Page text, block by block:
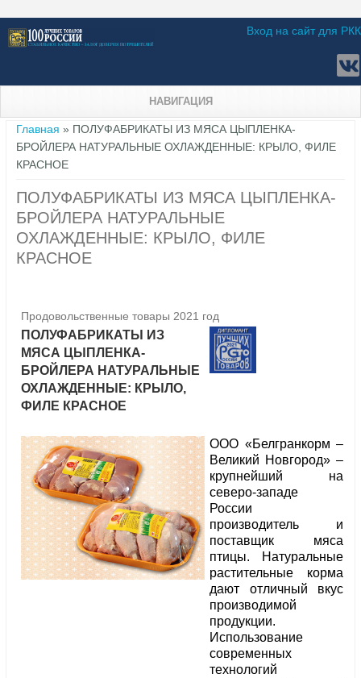
Вход на сайт для РКК
НАВИГАЦИЯ
Вы здесь
Главная » ПОЛУФАБРИКАТЫ ИЗ МЯСА ЦЫПЛЕНКА-
БРОЙЛЕРА НАТУРАЛЬНЫЕ ОХЛАЖДЕННЫЕ: КРЫЛО, ФИЛЕ
КРАСНОЕ
ПОЛУФАБРИКАТЫ ИЗ МЯСА ЦЫПЛЕНКА-
БРОЙЛЕРА НАТУРАЛЬНЫЕ
ОХЛАЖДЕННЫЕ: КРЫЛО, ФИЛЕ
КРАСНОЕ
Продовольственные товары 2021 год
ПОЛУФАБРИКАТЫ ИЗ
МЯСА ЦЫПЛЕНКА-
БРОЙЛЕРА НАТУРАЛЬНЫЕ
ОХЛАЖДЕННЫЕ: КРЫЛО,
ФИЛЕ КРАСНОЕ
ООО «Белгранкорм –
Великий Новгород» –
крупнейший на
северо-западе
России
производитель и
поставщик мяса
птицы. Натуральные
растительные корма
дают отличный вкус
производимой
продукции.
Использование
современных
технологий